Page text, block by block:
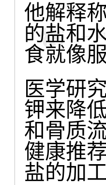
他解释
的盐和
食就像
医学研
钾来降
和骨质
健康推
盐的加